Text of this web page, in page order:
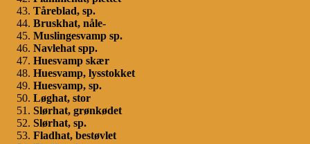
Tåreblad, sp.
Bruskhat, nåle-
Muslingesvamp sp.
Navlehat spp.
Huesvamp skær
Huesvamp, lysstokket
Huesvamp, sp.
Løghat, stor
Slørhat, grønkødet
Slørhat, sp.
Fladhat, bestøvlet